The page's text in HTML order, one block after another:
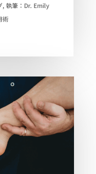
, 執筆：Dr. Emily
術